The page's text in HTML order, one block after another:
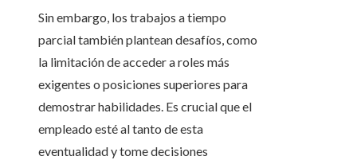
Sin embargo, los trabajos a tiempo
parcial también plantean desafíos, como
la limitación de acceder a roles más
exigentes o posiciones superiores para
demostrar habilidades. Es crucial que el
empleado esté al tanto de esta
eventualidad y tome decisiones